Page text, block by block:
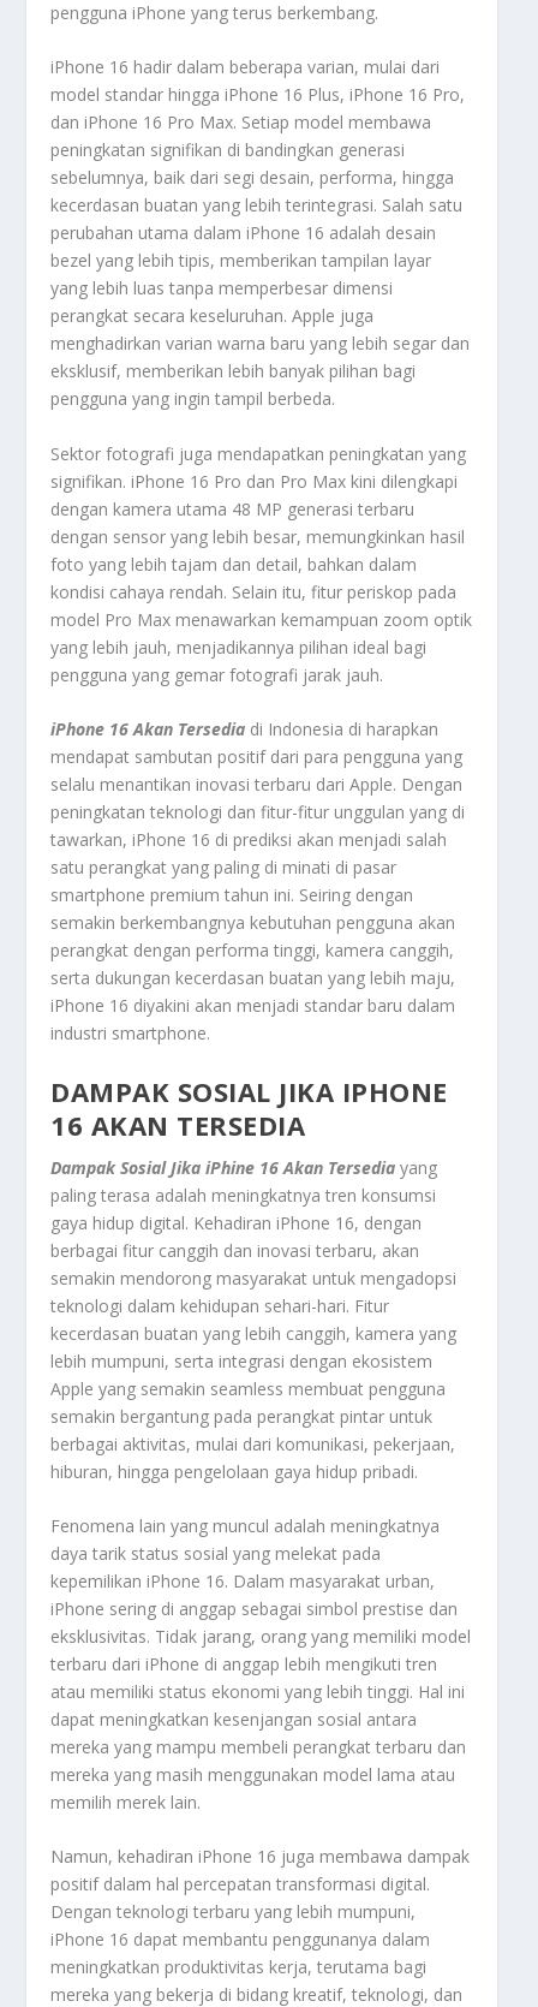
pengguna iPhone yang terus berkembang.
iPhone 16 hadir dalam beberapa varian, mulai dari
model standar hingga iPhone 16 Plus, iPhone 16 Pro,
dan iPhone 16 Pro Max. Setiap model membawa
peningkatan signifikan di bandingkan generasi
sebelumnya, baik dari segi desain, performa, hingga
kecerdasan buatan yang lebih terintegrasi. Salah satu
perubahan utama dalam iPhone 16 adalah desain
bezel yang lebih tipis, memberikan tampilan layar
yang lebih luas tanpa memperbesar dimensi
perangkat secara keseluruhan. Apple juga
menghadirkan varian warna baru yang lebih segar dan
eksklusif, memberikan lebih banyak pilihan bagi
pengguna yang ingin tampil berbeda.
Sektor fotografi juga mendapatkan peningkatan yang
signifikan. iPhone 16 Pro dan Pro Max kini dilengkapi
dengan kamera utama 48 MP generasi terbaru
dengan sensor yang lebih besar, memungkinkan hasil
foto yang lebih tajam dan detail, bahkan dalam
kondisi cahaya rendah. Selain itu, fitur periskop pada
model Pro Max menawarkan kemampuan zoom optik
yang lebih jauh, menjadikannya pilihan ideal bagi
pengguna yang gemar fotografi jarak jauh.
iPhone 16 Akan Tersedia di Indonesia di harapkan
mendapat sambutan positif dari para pengguna yang
selalu menantikan inovasi terbaru dari Apple. Dengan
peningkatan teknologi dan fitur-fitur unggulan yang di
tawarkan, iPhone 16 di prediksi akan menjadi salah
satu perangkat yang paling di minati di pasar
smartphone premium tahun ini. Seiring dengan
semakin berkembangnya kebutuhan pengguna akan
perangkat dengan performa tinggi, kamera canggih,
serta dukungan kecerdasan buatan yang lebih maju,
iPhone 16 diyakini akan menjadi standar baru dalam
industri smartphone.
DAMPAK SOSIAL JIKA IPHONE
16 AKAN TERSEDIA
Dampak Sosial Jika iPhine 16 Akan Tersedia yang
paling terasa adalah meningkatnya tren konsumsi
gaya hidup digital. Kehadiran iPhone 16, dengan
berbagai fitur canggih dan inovasi terbaru, akan
semakin mendorong masyarakat untuk mengadopsi
teknologi dalam kehidupan sehari-hari. Fitur
kecerdasan buatan yang lebih canggih, kamera yang
lebih mumpuni, serta integrasi dengan ekosistem
Apple yang semakin seamless membuat pengguna
semakin bergantung pada perangkat pintar untuk
berbagai aktivitas, mulai dari komunikasi, pekerjaan,
hiburan, hingga pengelolaan gaya hidup pribadi.
Fenomena lain yang muncul adalah meningkatnya
daya tarik status sosial yang melekat pada
kepemilikan iPhone 16. Dalam masyarakat urban,
iPhone sering di anggap sebagai simbol prestise dan
eksklusivitas. Tidak jarang, orang yang memiliki model
terbaru dari iPhone di anggap lebih mengikuti tren
atau memiliki status ekonomi yang lebih tinggi. Hal ini
dapat meningkatkan kesenjangan sosial antara
mereka yang mampu membeli perangkat terbaru dan
mereka yang masih menggunakan model lama atau
memilih merek lain.
Namun, kehadiran iPhone 16 juga membawa dampak
positif dalam hal percepatan transformasi digital.
Dengan teknologi terbaru yang lebih mumpuni,
iPhone 16 dapat membantu penggunanya dalam
meningkatkan produktivitas kerja, terutama bagi
mereka yang bekerja di bidang kreatif, teknologi, dan